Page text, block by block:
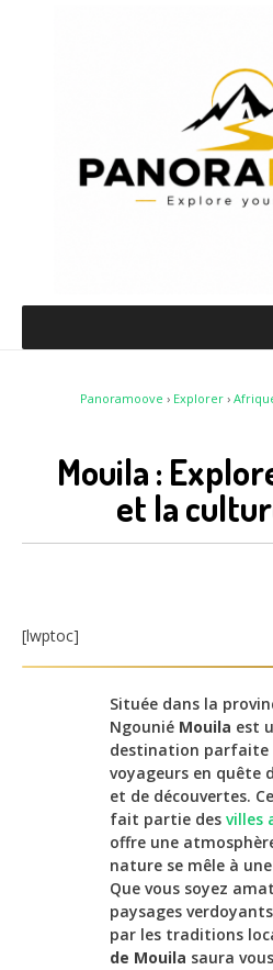
Panoramoove › Explorer›
Mouila :
et la
[lwptoc]
Située dans la
Ngounié Mouila est
destination parfaite
voyageurs en quête
et de découvertes.
fait partie des villes
offre une
nature se mêle à
Que vous soyez
paysages
par les traditions
de Mouila saura